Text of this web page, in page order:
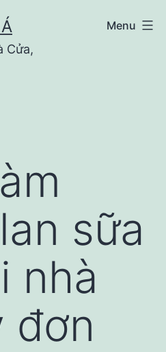
Cửa,
Menu
sữa
nhà
đơn